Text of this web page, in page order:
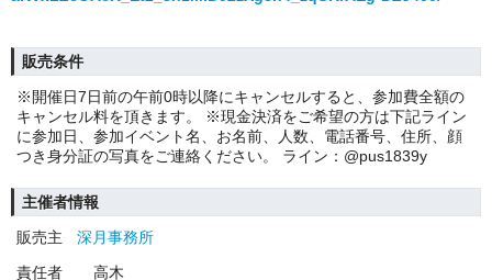
販売条件
※開催日7日前の午前0時以降にキャンセルすると、参加費全額の
キャンセル料を頂きます。 ※現金決済をご希望の方は下記ライン
に参加日、参加イベント名、お名前、人数、電話番号、住所、顔
つき身分証の写真をご連絡ください。 ライン：@pus1839y
主催者情報
販売主
深月事務所
責任者
高木